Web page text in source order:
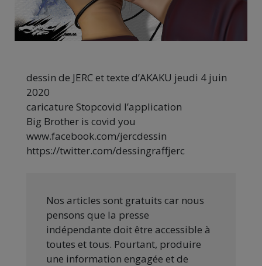
dessin de JERC et texte d’AKAKU jeudi 4 juin
2020
caricature Stopcovid l’application
Big Brother is covid you
www.facebook.com/jercdessin
https://twitter.com/dessingraffjerc
Nos articles sont gratuits car nous
pensons que la presse
indépendante doit être accessible à
toutes et tous. Pourtant, produire
une information engagée et de